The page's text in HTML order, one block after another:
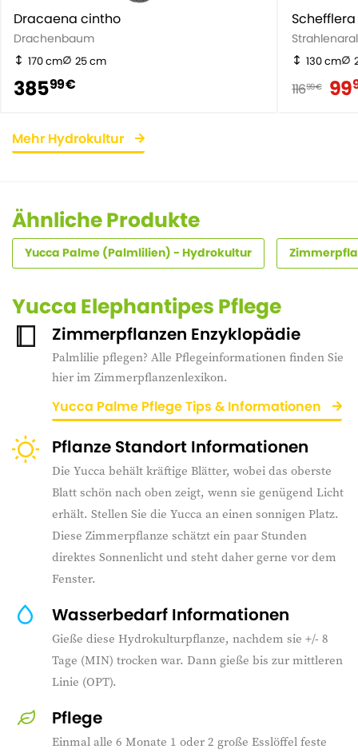
Dracaena cintho
Drachenbaum
170 cm 25 cm
38599 €
130 cm
11699 € 99
Mehr Hydrokultur
Ähnliche Produkte
Yucca Palme (Palmlilien) - Hydrokultur
Yucca Elephantipes Pflege
Zimmerpflanzen Enzyklopädie
Palmlilie pflegen? Alle Pflegeinformationen finden Sie
hier im Zimmerpflanzenlexikon.
Yucca Palme Pflege Tips & Informationen
Pflanze Standort Informationen
Die Yucca behält kräftige Blätter, wobei das oberste
Blatt schön nach oben zeigt, wenn sie genügend Licht
erhält. Stellen Sie die Yucca an einen sonnigen Platz.
Diese Zimmerpflanze schätzt ein paar Stunden
direktes Sonnenlicht und steht daher gerne vor dem
Fenster.
Wasserbedarf Informationen
Gieße diese Hydrokulturpflanze, nachdem sie +/- 8
Tage (MIN) trocken war. Dann gieße bis zur mittleren
Linie (OPT).
Pflege
Einmal alle 6 Monate 1 oder 2 große Esslöffel feste